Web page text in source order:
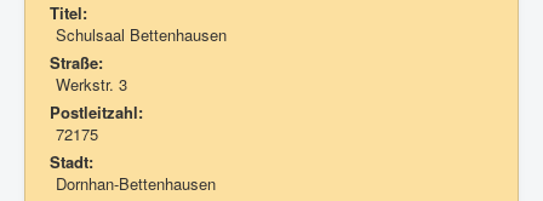
Vorstand & Ausschuss
Termine
Galerie
Kontakt
Datenschutz
Titel:
Schulsaal Bettenhausen
Straße:
Werkstr. 3
Postleitzahl:
72175
Stadt:
Dornhan-Bettenhausen